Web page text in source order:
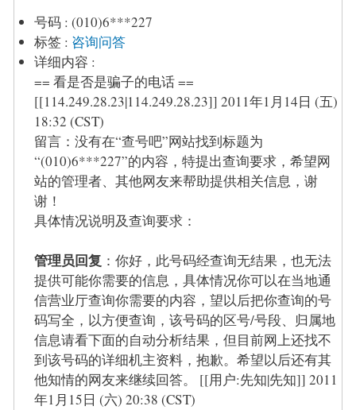
号码 : (010)6***227
标签 : 咨询问答
详细内容 :
== 看是否是骗子的电话 ==
[[114.249.28.23|114.249.28.23]] 2011年1月14日 (五)
18:32 (CST)
留言：没有在“查号吧”网站找到标题为
“(010)6***227”的内容，特提出查询要求，希望网
站的管理者、其他网友来帮助提供相关信息，谢
谢！
具体情况说明及查询要求：
管理员回复 ：你好，此号码经查询无结果，也无法
提供可能你需要的信息，具体情况你可以在当地通
信营业厅查询你需要的内容，望以后把你查询的号
码写全，以方便查询，该号码的区号/号段、归属地
信息请看下面的自动分析结果，但目前网上还找不
到该号码的详细机主资料，抱歉。希望以后还有其
他知情的网友来继续回答。 [[用户:先知|先知]] 2011
年1月15日 (六) 20:38 (CST)